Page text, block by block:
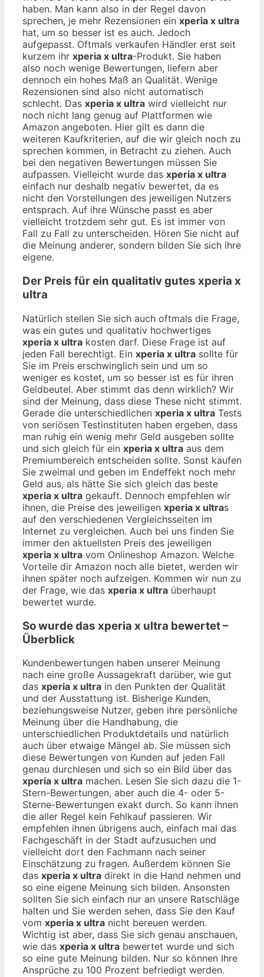
haben. Man kann also in der Regel davon
sprechen, je mehr Rezensionen ein xperia x ultra
hat, um so besser ist es auch. Jedoch
aufgepasst. Oftmals verkaufen Händler erst seit
kurzem ihr xperia x ultra-Produkt. Sie haben
also noch wenige Bewertungen, liefern aber
dennoch ein hohes Maß an Qualität. Wenige
Rezensionen sind also nicht automatisch
schlecht. Das xperia x ultra wird vielleicht nur
noch nicht lang genug auf Plattformen wie
Amazon angeboten. Hier gilt es dann die
weiteren Kaufkriterien, auf die wir gleich noch zu
sprechen kommen, in Betracht zu ziehen. Auch
bei den negativen Bewertungen müssen Sie
aufpassen. Vielleicht wurde das xperia x ultra
einfach nur deshalb negativ bewertet, da es
nicht den Vorstellungen des jeweiligen Nutzers
entsprach. Auf ihre Wünsche passt es aber
vielleicht trotzdem sehr gut. Es ist immer von
Fall zu Fall zu unterscheiden. Hören Sie nicht auf
die Meinung anderer, sondern bilden Sie sich ihre
eigene.
Der Preis für ein qualitativ gutes xperia x
ultra
Natürlich stellen Sie sich auch oftmals die Frage,
was ein gutes und qualitativ hochwertiges
xperia x ultra kosten darf. Diese Frage ist auf
jeden Fall berechtigt. Ein xperia x ultra sollte für
Sie im Preis erschwinglich sein und um so
weniger es kostet, um so besser ist es für ihren
Geldbeutel. Aber stimmt das denn wirklich? Wir
sind der Meinung, dass diese These nicht stimmt.
Gerade die unterschiedlichen xperia x ultra Tests
von seriösen Testinstituten haben ergeben, dass
man ruhig ein wenig mehr Geld ausgeben sollte
und sich gleich für ein xperia x ultra aus dem
Premiumbereich entscheiden sollte. Sonst kaufen
Sie zweimal und geben im Endeffekt noch mehr
Geld aus, als hätte Sie sich gleich das beste
xperia x ultra gekauft. Dennoch empfehlen wir
ihnen, die Preise des jeweiligen xperia x ultras
auf den verschiedenen Vergleichsseiten im
Internet zu vergleichen. Auch bei uns finden Sie
immer den aktuellsten Preis des jeweiligen
xperia x ultra vom Onlineshop Amazon. Welche
Vorteile dir Amazon noch alle bietet, werden wir
ihnen später noch aufzeigen. Kommen wir nun zu
der Frage, wie das xperia x ultra überhaupt
bewertet wurde.
So wurde das xperia x ultra bewertet –
Überblick
Kundenbewertungen haben unserer Meinung
nach eine große Aussagekraft darüber, wie gut
das xperia x ultra in den Punkten der Qualität
und der Ausstattung ist. Bisherige Kunden,
beziehungsweise Nutzer, geben ihre persönliche
Meinung über die Handhabung, die
unterschiedlichen Produktdetails und natürlich
auch über etwaige Mängel ab. Sie müssen sich
diese Bewertungen von Kunden auf jeden Fall
genau durchlesen und sich so ein Bild über das
xperia x ultra machen. Lesen Sie sich dazu die 1-
Stern-Bewertungen, aber auch die 4- oder 5-
Sterne-Bewertungen exakt durch. So kann ihnen
die aller Regel kein Fehlkauf passieren. Wir
empfehlen ihnen übrigens auch, einfach mal das
Fachgeschäft in der Stadt aufzusuchen und
vielleicht dort den Fachmann nach seiner
Einschätzung zu fragen. Außerdem können Sie
das xperia x ultra direkt in die Hand nehmen und
so eine eigene Meinung sich bilden. Ansonsten
sollten Sie sich einfach nur an unsere Ratschläge
halten und Sie werden sehen, dass Sie den Kauf
vom xperia x ultra nicht bereuen werden.
Wichtig ist aber, dass Sie sich genau anschauen,
wie das xperia x ultra bewertet wurde und sich
so eine gute Meinung bilden. Nur so können Ihre
Ansprüche zu 100 Prozent befriedigt werden.